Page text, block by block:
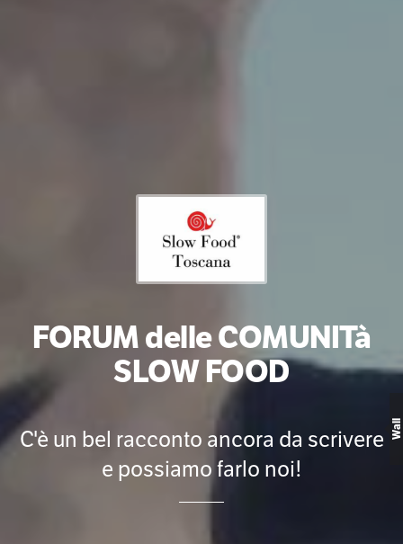
FORUM delle COMUNITà
SLOW FOOD
C'è un bel racconto ancora da scrivere
e possiamo farlo noi!
Wall